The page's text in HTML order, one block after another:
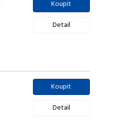
Koupit
Detail
Koupit
Detail